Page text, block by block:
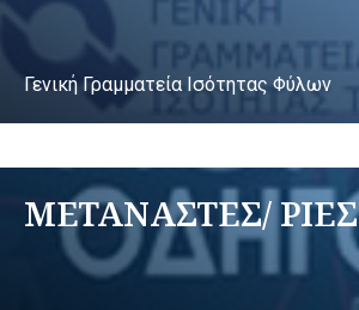
Γενική Γραμματεία Ισότητας Φύλων
ΜΕΤΑΝΑΣΤΕΣ/ ΡΙΕΣ